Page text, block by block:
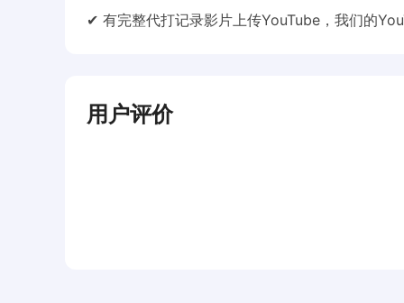
✔ 有完整代打记录影片上传YouTube，我们的
用户评价